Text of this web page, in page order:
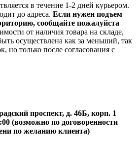
в течение 1-2 дней курьером.
до адреса. Если нужен подъем
сообщайте пожалуйста
от наличия товара на складе,
осуществлена как за меньший, так
но только после согласования с
проспект, д. 46Б, корп. 1
(возможно по договоренности
по желанию клиента)